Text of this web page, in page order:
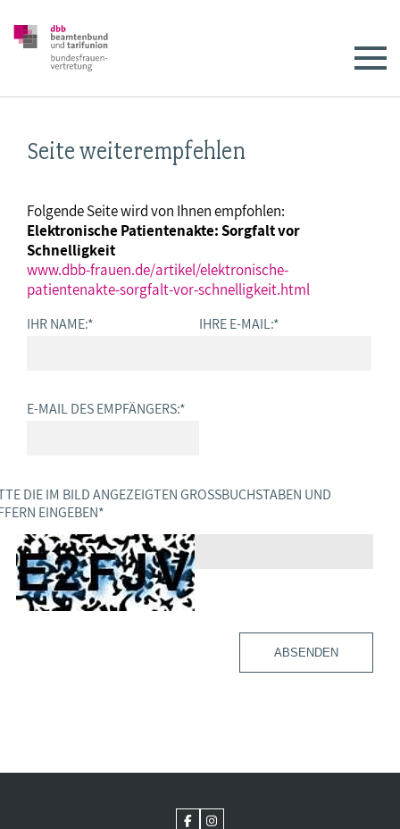
Seite weiterempfehlen
Folgende Seite wird von Ihnen empfohlen:
Elektronische Patientenakte: Sorgfalt vor
Schnelligkeit
www.dbb-frauen.de/artikel/elektronische-
patientenakte-sorgfalt-vor-schnelligkeit.html
IHR NAME:* IHRE E-MAIL:*
E-MAIL DES EMPFÄNGERS:*
DIE IM BILD ANGEZEIGTEN GROSSBUCHSTABEN UND Z
EINGEBEN *
ABSENDEN